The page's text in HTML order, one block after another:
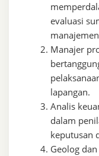
evaluasi
Manajer
lapangan.
Analis
dalam
keputusan
Geolog